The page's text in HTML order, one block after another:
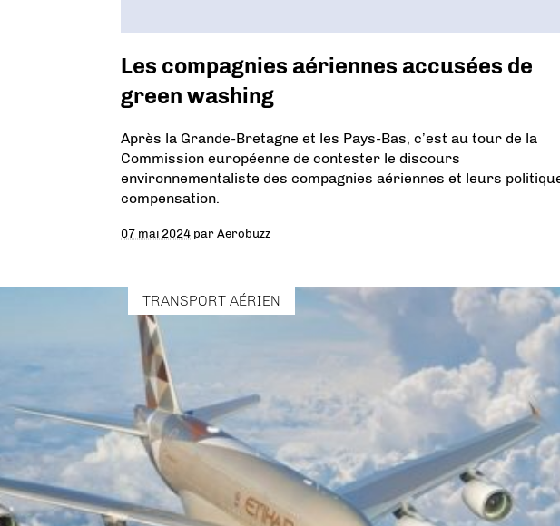
Les compagnies aériennes accusées de
green washing
Après la Grande-Bretagne et les Pays-Bas, c’est au tour de la
Commission européenne de contester le discours
environnementaliste des compagnies aériennes et leurs
compensation.
07 mai 2024 parAerobuzz
TRANSPORT AÉRIEN